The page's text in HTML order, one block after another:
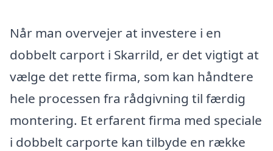
Når man overvejer at investere i en
dobbelt carport i Skarrild, er det vigtigt at
vælge det rette firma, som kan håndtere
hele processen fra rådgivning til færdig
montering. Et erfarent firma med speciale
i dobbelt carporte kan tilbyde en række